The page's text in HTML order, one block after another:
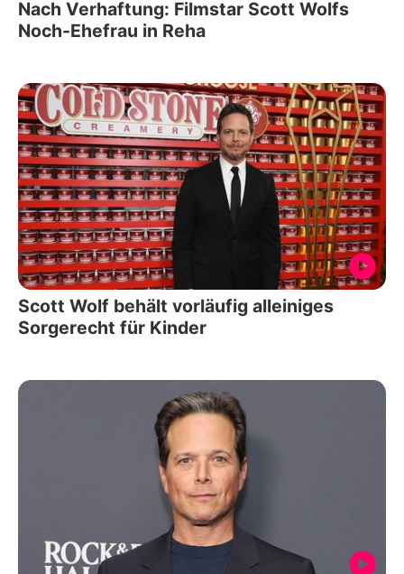
Nach Verhaftung: Filmstar Scott Wolfs
Noch-Ehefrau in Reha
Scott Wolf behält vorläufig alleiniges
Sorgerecht für Kinder